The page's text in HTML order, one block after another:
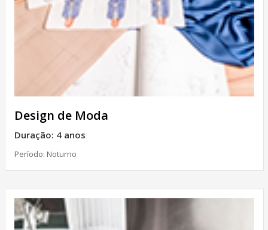
Design de Moda
Duração: 4 anos
Período: Noturno